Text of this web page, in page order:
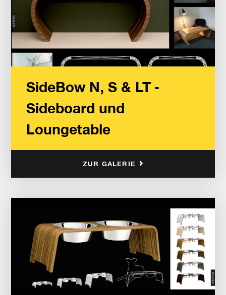
SideBow N, S & LT -
Sideboard und
Loungetable
ZUR GALERIE